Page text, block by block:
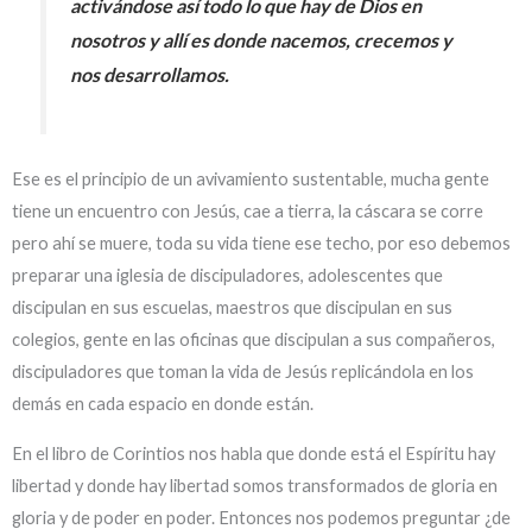
activándose así todo lo que hay de Dios en
nosotros y allí es donde nacemos, crecemos y
nos desarrollamos.
Ese es el principio de un avivamiento sustentable, mucha gente
tiene un encuentro con Jesús, cae a tierra, la cáscara se corre
pero ahí se muere, toda su vida tiene ese techo, por eso debemos
preparar una iglesia de discipuladores, adolescentes que
discipulan en sus escuelas, maestros que discipulan en sus
colegios, gente en las oficinas que discipulan a sus compañeros,
discipuladores que toman la vida de Jesús replicándola en los
demás en cada espacio en donde están.
En el libro de Corintios nos habla que donde está el Espíritu hay
libertad y donde hay libertad somos transformados de gloria en
gloria y de poder en poder. Entonces nos podemos preguntar ¿de